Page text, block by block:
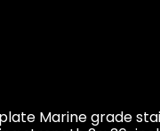
Marine grade